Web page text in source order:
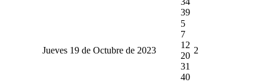
39
Jueves 19 de Octubre de 2023
5
7
12
20
31
40
2